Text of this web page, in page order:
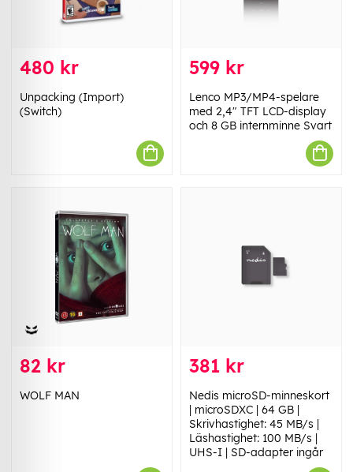
480 kr
Unpacking (Import)
(Switch)
599 kr
Lenco MP3/MP4-spelare
med 2,4" TFT LCD-display
och 8 GB internminne Svart
82 kr
WOLF MAN
381 kr
Nedis microSD-minneskort
| microSDXC | 64 GB |
Skrivhastighet: 45 MB/s |
Läshastighet: 100 MB/s |
UHS-I | SD-adapter ingår